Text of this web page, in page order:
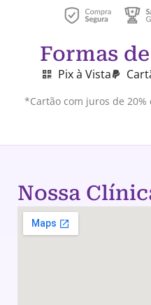
Formas
Pix à Vista
*Cartão com juros de
Nossa